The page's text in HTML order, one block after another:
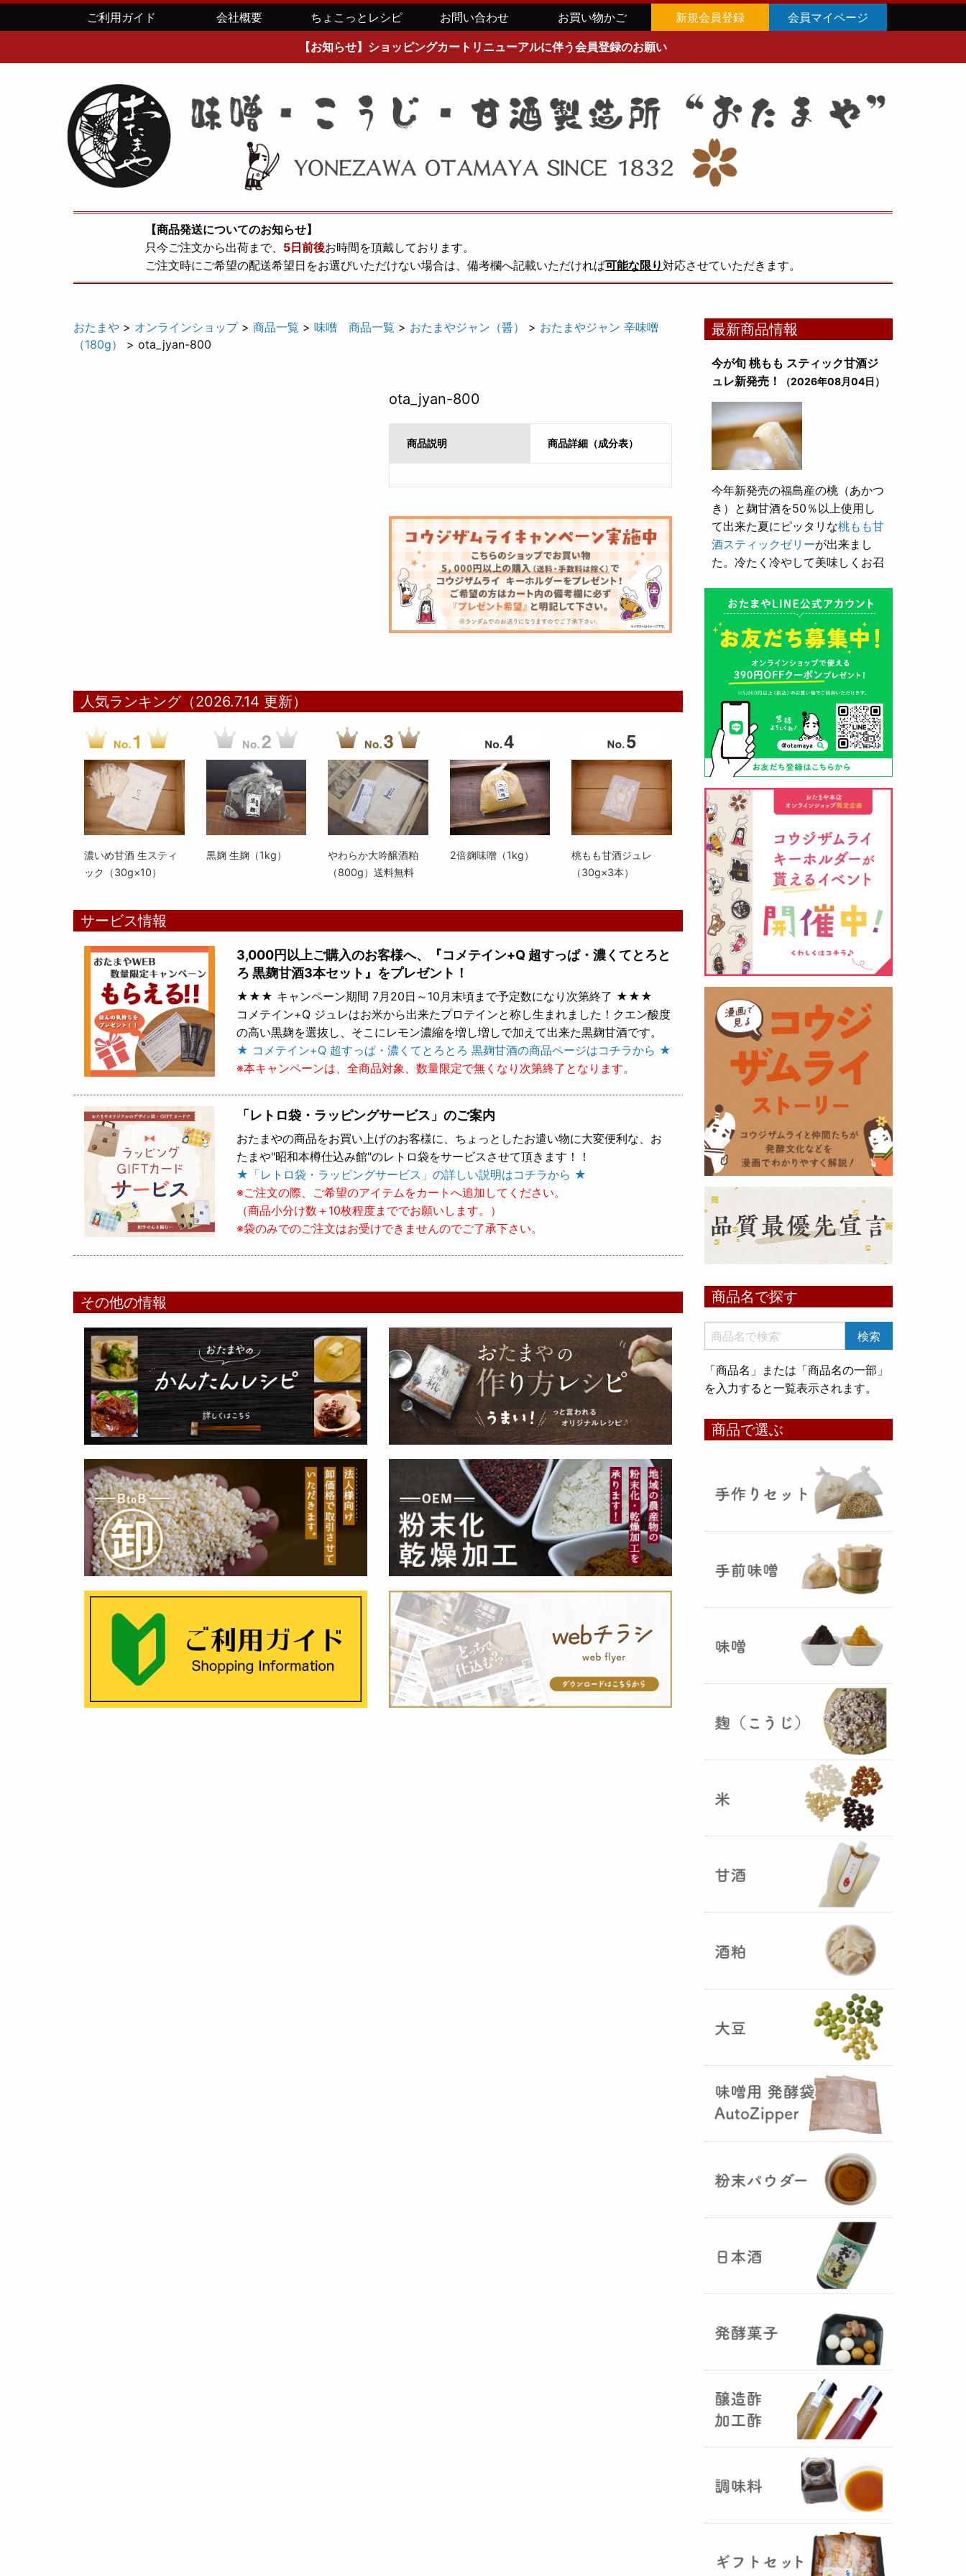
ご利用ガイド 会社概要 ちょこっとレシピ お問い合わせ お買い物かご 新規会員登録 会員マイページ
【お知らせ】ショッピングカートリニューアルに伴う会員登録のお願い
【商品発送についてのお知らせ】
只今ご注文から出荷まで、 5日前後お時間を頂戴しております。
ご注文時にご希望の配送希望日をお選びいただけない場合は、備考欄へ記載いただければ可能な限り対応させていただきます。
おたまや > オンラインショップ> 商品一覧 > 味噌 商品一覧 > おたまやジャン（醤） > おたまやジャン 辛味噌
（180g）
> ota_jyan-800
ota_jyan-800
商品説明 商品詳細（成分表）
人気ランキング（2026.7.14 更新）
濃いめ甘酒 生スティ
ック（30g×10）
黒麹 生麹（1kg）
やわらか大吟醸酒粕
（800g）送料無料
2倍麹味噌（1kg）
桃もも甘酒ジュレ
（30g×3本）
サービス情報
3,000円以上ご購入のお客様へ、『コメテイン+Q 超すっぱ・濃くてとろと
ろ 黒麹甘酒3本セット』をプレゼント！
★★★ キャンペーン期間 7月20日～10月末頃まで予定数になり次第終了 ★★★
コメテイン+Q ジュレはお米から出来たプロテインと称し生まれました！クエン酸度
の高い黒麹を選抜し、そこにレモン濃縮を増し増しで加えて出来た黒麹甘酒です。
★ コメテイン+Q 超すっぱ・濃くてとろとろ 黒麹甘酒の商品ページはコチラから ★
※本キャンペーンは、全商品対象、数量限定で無くなり次第終了となります。
「レトロ袋・ラッピングサービス」のご案内
おたまやの商品をお買い上げのお客様に、ちょっとしたお遣い物に大変便利な、お
たまや"昭和本樽仕込み館"のレトロ袋をサービスさせて頂きます！！
★「レトロ袋・ラッピングサービス」の詳しい説明はコチラから ★
※ご注文の際、ご希望のアイテムをカートへ追加してください。
（商品小分け数＋10枚程度まででお願いします。）
※袋のみでのご注文はお受けできませんのでご了承下さい。
その他の情報
最新商品情報
今が旬 桃もも スティック甘酒ジ
ュレ新発売！
（2026年08月04日）
今年新発売の福島産の桃（あかつ
き）と麹甘酒を50％以上使用し
て出来た夏にピッタリな桃もも甘
酒スティックゼリーが出来まし
た。冷たく冷やして美味しくお召
とろり漬け込み用酒粕が新発売！
（2026年05月10日）
山形酒蔵の今期新粕を低温でじっ
くりと熟成させて、とろり漬け込
まみをしっかりと引き出して出来
ました。野菜、お魚、お肉等の漬
け込みにどうぞ・・・
クロ黒麹甘酒 スティック新発売
（2026年03月08日）
黒麹の天然クエン酸で運動の為に
最大の機能を発揮出来るよう開発
しました。少しゆるく仕上がりま
したので初回ロット8,000本程度
を訳あり価格で提供します。品質
や栄養価には問題ありませんので
お早めにどうぞ・・・
甘酒 生スティック新発売！
（2025年11月11日）
いめ甘酒 30g』と『オートミー
プをリリース致しました。何処へ
でも持ち運びが出来て、非常に便
利です！
た！（2025年08月12日）
お米5kg貯蔵用アルミ袋が完
成しました！完全オリジナルで特
別な仕様でお米の美味しさをその
ままキープ！酸化防止と長期保存
を可能にしました！
山形さくらんぼ甘酒ゼリー発売
山形のさくらんぼをペーストにし
て、当店の生甘酒と合わせフレッ
シュな酸味の効いたさくらんぼ甘
が出来まし
た。
おたまやジャン 辛味噌発売！
5つの素材だけで出来た辛味
おたまやジャ
』が登場しました！そのままで
も、薬味や調味料を足しても利用
できます。
（2025年02月
国産（熊本産）の大麦に白麹菌を
つけて丁寧に培養して『大麦白
』が完成しました！大麦麹から
の旨みと、白麹から生成される天
然のクエン酸（酸味）が良き製品
を創出してくれることです。塩麹
作りや米麹や大麦麹とブレンドし
ての味噌作りなど、次の食のステ
ージに・・・
R6年 クロ黒麹が出来ました
♪（2025年01月15日）
商品名で探す
「商品名」または「商品名の一部」
を入力すると一覧表示されます。
商品で選ぶ